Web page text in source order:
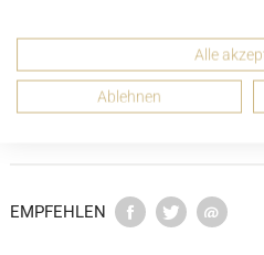
EMPFEHLEN
Alle
Ablehnen